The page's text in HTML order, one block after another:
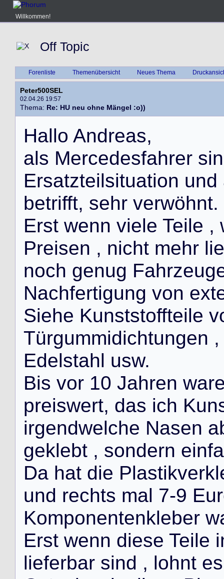
Willkommen!
Off Topic
Forenliste Themenübersicht Neues Thema
Peter500SEL
02.04.26 19:57
Thema: Re: HU neu ohne Mängel :o))
Hallo Andreas,
als Mercedesfahrer sin
Ersatzteilsituation und
betrifft, sehr verwöhnt.
Erst wenn viele Teile ,
Preisen , nicht mehr lie
noch genug Fahrzeug
Nachfertigung von ext
Siehe Kunststoffteile v
Türgummidichtungen ,
Edelstahl usw.
Bis vor 10 Jahren war
preiswert, das ich Kun
irgendwelche Nasen a
geklebt , sondern einfa
Da hat die Plastikverkl
und rechts mal 7-9 Eur
Komponentenkleber w
Erst wenn diese Teile i
lieferbar sind , lohnt es